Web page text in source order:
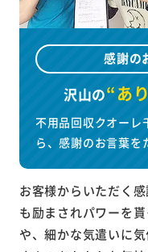
感謝の
沢山の“あ
不用品回収クオーレ
ら、感謝のお言葉を
お客様からいただく
も励まされパワーを
や、細かな気遣いに